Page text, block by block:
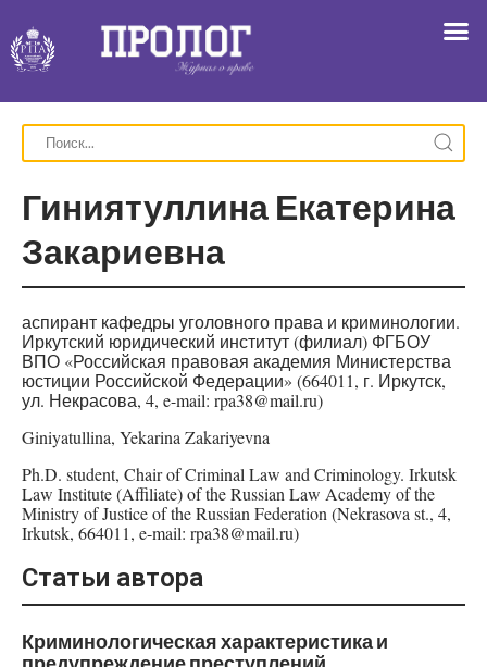
Гиниятуллина Екатерина
Закариевна
аспирант кафедры уголовного права и криминологии.
Иркутский юридический институт (филиал) ФГБОУ
ВПО «Российская правовая академия Министерства
юстиции Российской Федерации» (664011, г. Иркутск,
ул. Некрасова, 4, e-mail: rpa38@mail.ru)
Giniyatullina, Yekarina Zakariyevna
Ph.D. student, Chair of Criminal Law and Criminology. Irkutsk
Law Institute (Affiliate) of the Russian Law Academy of the
Ministry of Justice of the Russian Federation (Nekrasova st., 4,
Irkutsk, 664011, e-mail: rpa38@mail.ru)
Статьи автора
Криминологическая характеристика и